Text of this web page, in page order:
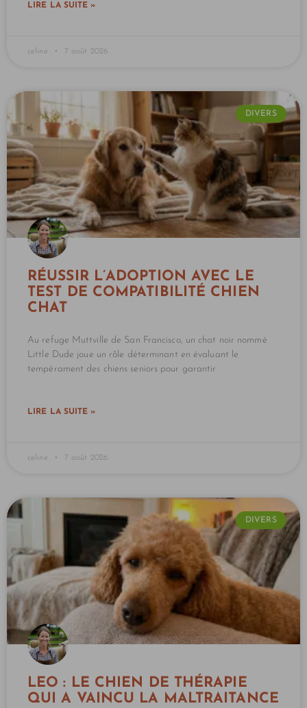
LIRE LA SUITE »
celine 7 août 2026
DIVERS
RÉUSSIR L’ADOPTION AVEC LE
TEST DE COMPATIBILITÉ CHIEN
CHAT
Au refuge Muttville de San Francisco, un chat noir nommé
Little Dude joue un rôle déterminant en évaluant le
tempérament des chiens seniors pour garantir
LIRE LA SUITE »
celine 7 août 2026
DIVERS
LEO : LE CHIEN DE THÉRAPIE
QUI A VAINCU LA MALTRAITANCE